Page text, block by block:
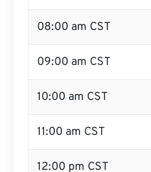
08:00 am CST
09:00 am CST
10:00 am CST
11:00 am CST
12:00 pm CST